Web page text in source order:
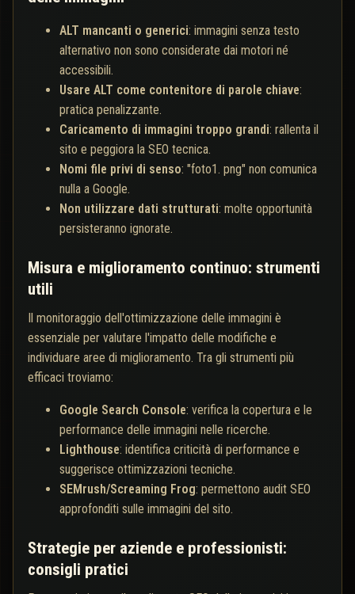
ALT mancanti o generici: immagini senza testo
alternativo non sono considerate dai motori né
accessibili.
Usare ALT come contenitore di parole chiave:
pratica penalizzante.
Caricamento di immagini troppo grandi: rallenta il
sito e peggiora la SEO tecnica.
Nomi file privi di senso: "foto1. png" non comunica
nulla a Google.
Non utilizzare dati strutturati: molte opportunità
persisteranno ignorate.
Misura e miglioramento continuo: strumenti
utili
Il monitoraggio dell'ottimizzazione delle immagini è
essenziale per valutare l'impatto delle modifiche e
individuare aree di miglioramento. Tra gli strumenti più
efficaci troviamo:
Google Search Console: verifica la copertura e le
performance delle immagini nelle ricerche.
Lighthouse: identifica criticità di performance e
suggerisce ottimizzazioni tecniche.
SEMrush/Screaming Frog: permettono audit SEO
approfonditi sulle immagini del sito.
Strategie per aziende e professionisti:
consigli pratici